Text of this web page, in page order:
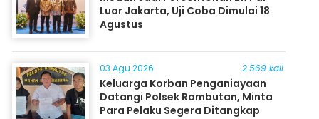
Luar Jakarta, Uji Coba Dimulai 18
Agustus
03 Agu 2026 2.569 kali
Keluarga Korban Penganiayaan
Datangi Polsek Rambutan, Minta
Para Pelaku Segera Ditangkap